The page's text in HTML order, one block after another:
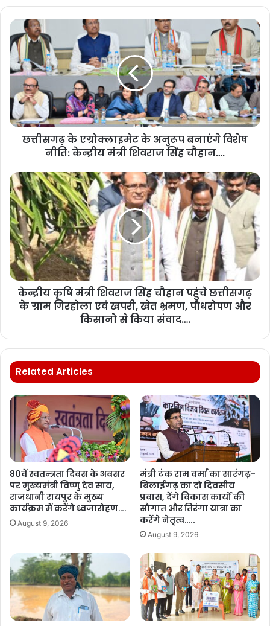
छत्तीसगढ़ के एग्रोक्लाइमेट के अनुरूप बनाएंगे विशेष
नीति: केन्द्रीय मंत्री शिवराज सिंह चौहान….
केन्द्रीय कृषि मंत्री शिवराज सिंह चौहान पहुंचे छत्तीसगढ़
के ग्राम गिरहोला एवं खपरी, खेत भ्रमण, पौधरोपण और
किसानो से किया संवाद….
Related Articles
80वें स्वतन्त्रता दिवस के अवसर
पर मुख्यमंत्री विष्णु देव साय,
राजधानी रायपुर के मुख्य
कार्यक्रम में करेंगे ध्वजारोहण….
August 9, 2026
मंत्री टंक राम वर्मा का सारंगढ़-
बिलाईगढ़ का दो दिवसीय
प्रवास, देंगे विकास कार्यों की
सौगात और तिरंगा यात्रा का
करेंगे नेतृत्व…..
August 9, 2026